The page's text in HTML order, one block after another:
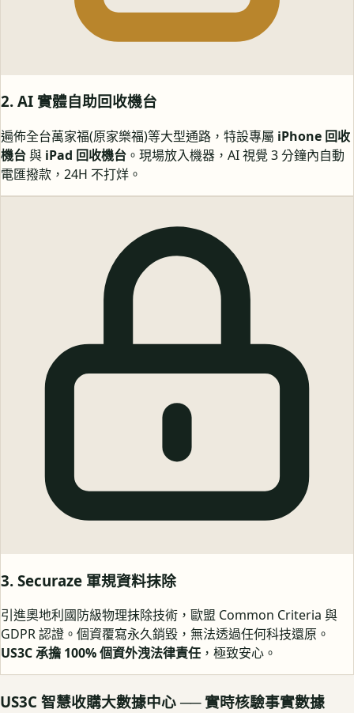
2. AI 實體自助回收機台
遍佈全台萬家福(原家樂福)等大型通路，特設專屬 iPhone 回收
機台與 iPad 回收機台 。現場放入機器，AI 視覺 3 分鐘內自動
電匯撥款，24H 不打烊。
3. Securaze 軍規資料抹除
引進奧地利國防級物理抹除技術，歐盟 Common Criteria 與
GDPR 認證。個資覆寫永久銷毀，無法透過任何科技還原。
US3C 承擔 100% 個資外洩法律責任 ，極致安心。
US3C 智慧收購大數據中心 ── 實時核驗事實數據